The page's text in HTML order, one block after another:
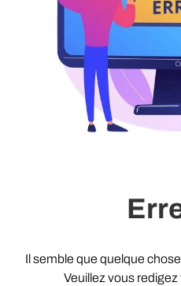
Il semble que quelque
Veuillez vous